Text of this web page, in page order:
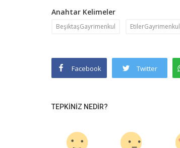
Anahtar Kelimeler
BeşiktaşGayrimenkul EtilerGayrimenkul
Facebook Twitter
TEPKINIZ NEDIR?